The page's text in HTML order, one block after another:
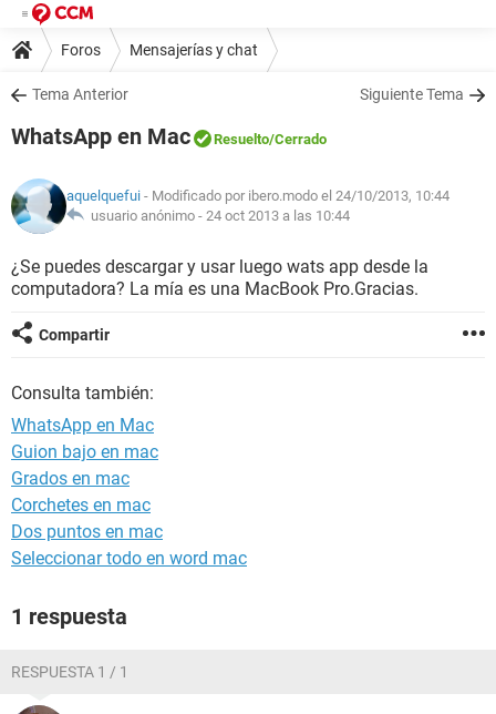
Foros Mensajerías y chat
Tema Anterior Siguiente Tema
WhatsApp en Mac Resuelto/Cerrado
aquelquefui - Modificado por ibero.modo el 24/10/2013, 10:44
usuario anónimo - 24 oct 2013 a las 10:44
¿Se puedes descargar y usar luego wats app desde la
computadora? La mía es una MacBook Pro.Gracias.
Compartir
Consulta también:
WhatsApp en Mac
Guion bajo en mac
Grados en mac
Corchetes en mac
Dos puntos en mac
Seleccionar todo en word mac
1 respuesta
RESPUESTA 1 / 1